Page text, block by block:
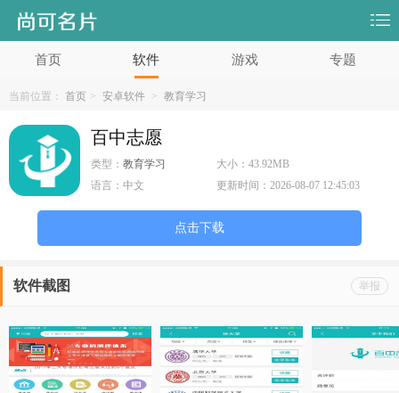
首页 软件 游戏 专题
当前位置： 首页 > 安卓软件 > 教育学习
百中志愿
类型： 教育学习 大小：43.92MB
语言： 中文 更新时间：2026-08-07 12:45:03
点击下载
举报
软件截图